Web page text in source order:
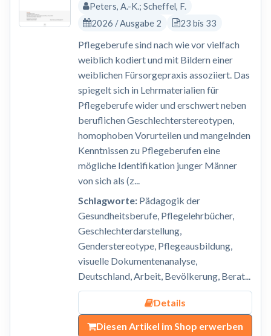
Peters, A.-K.; Scheffel, F.
2026 / Ausgabe 2
23 bis 33
Pflegeberufe sind nach wie vor vielfach
weiblich kodiert und mit Bildern einer
weiblichen Fürsorgepraxis assoziiert. Das
spiegelt sich in Lehrmaterialien für
Pflegeberufe wider und erschwert neben
beruflichen Geschlechterstereotypen,
homophoben Vorurteilen und mangelnden
Kenntnissen zu Pflegeberufen eine
mögliche Identifikation junger Männer
von sich als (z...
Schlagworte:Pädagogik der
Gesundheitsberufe, Pflegelehrbücher,
Geschlechterdarstellung,
Genderstereotype, Pflegeausbildung,
visuelle Dokumentenanalyse,
Deutschland, Arbeit, Bevölkerung, Berat...
Details
Diesen Artikel im Shop erwerben